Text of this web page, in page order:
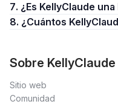
7. ¿Es KellyClaude
8. ¿Cuántos
Sobre KellyClaude
Sitio web
Comunidad